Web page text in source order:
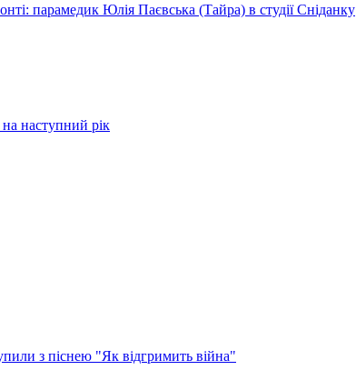
парамедик Юлія Паєвська (Тайра) в студії Сніданку
на наступний рік
з піснею "Як відгримить війна"